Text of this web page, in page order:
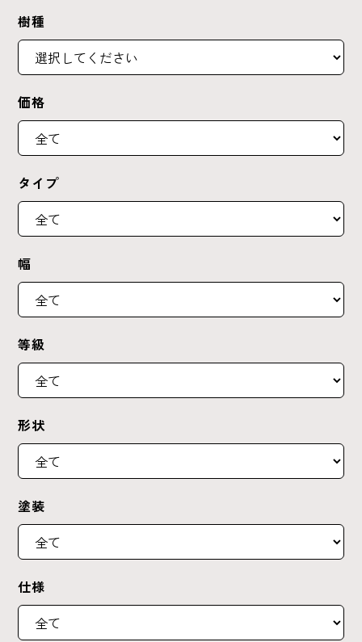
樹種
価格
タイプ
幅
等級
形状
塗装
仕様